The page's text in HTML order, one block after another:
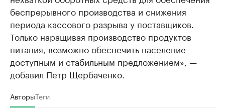
беспрерывного производства и снижения
периода кассового разрыва у поставщиков.
Только наращивая производство продуктов
питания, возможно обеспечить население
доступным и стабильным предложением», —
добавил Петр Щербаченко.
АвторыТеги